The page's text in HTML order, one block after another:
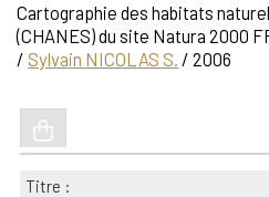
Cartographie des habitats
(CHANES) du site Natura 2000
/Sylvain NICOLAS S. / 2006
Titre :